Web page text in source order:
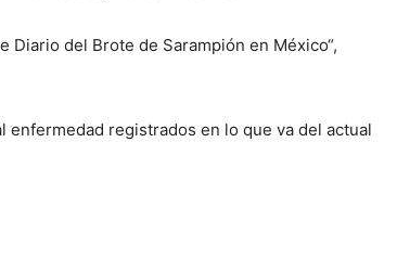
Diario del Brote de Sarampión en México“,
enfermedad registrados en lo que va del actual